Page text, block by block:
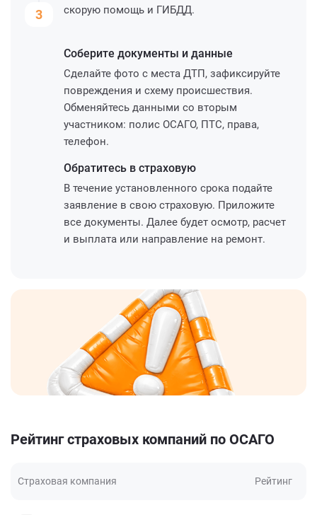
3
скорую помощь и ГИБДД.
Соберите документы и данные
Сделайте фото с места ДТП, зафиксируйте
повреждения и схему происшествия.
Обменяйтесь данными со вторым
участником: полис ОСАГО, ПТС, права,
телефон.
Обратитесь в страховую
В течение установленного срока подайте
заявление в свою страховую. Приложите
все документы. Далее будет осмотр, расчет
и выплата или направление на ремонт.
Рейтинг страховых компаний по ОСАГО
Страховая компания Рейтинг